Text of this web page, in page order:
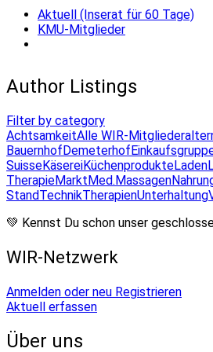
Aktuell (Inserat für 60 Tage)
KMU-Mitglieder
Author Listings
Filter by category
AchtsamkeitAlle WIR-Mitglieder
BauernhofDemeterhof
SuisseKäsereiKüchenprodukteLaden
TherapieMarktMed.Massagen
StandTechnikTherapienUnterhaltung
💚 Kennst Du schon unser
WIR-Netzwerk
Anmelden oder neu Registrieren
Aktuell erfassen
Über uns